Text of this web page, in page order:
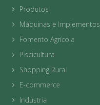
Produtos
Máquinas e Implementos
Fomento Agrícola
Piscicultura
Shopping Rural
E-commerce
Indústria